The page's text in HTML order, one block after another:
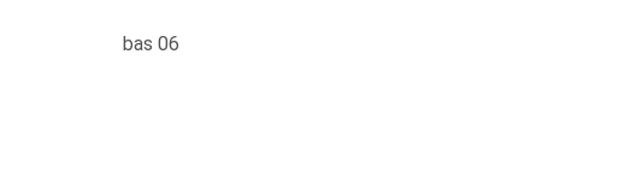
bas 06